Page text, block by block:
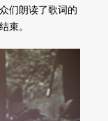
们朗读了歌词的
束。